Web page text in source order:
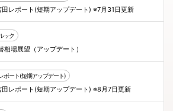
レポート(短期アップデート) ※7月31日更新
ック
場展望（アップデート）
ポート(短期アップデート)
田レポート(短期アップデート) ※8月7日更新